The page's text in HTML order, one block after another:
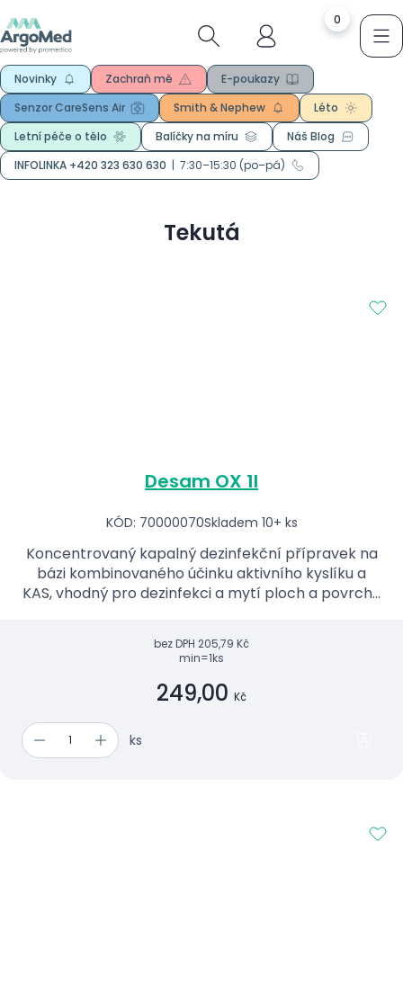
0
Novinky Zachraň mě
E-poukazy
Senzor CareSens Air
Smith & Nephew
Léto
Letní péče o tělo
Balíčky na míru
Náš Blog
INFOLINKA +420 323 630 630 | 7:30–15:30 (po–pá)
Tekutá
Desam OX 1l
KÓD: 70000070Skladem 10+ ks
Koncentrovaný kapalný dezinfekční přípravek na
bázi kombinovaného účinku aktivního kyslíku a
KAS, vhodný pro dezinfekci a mytí ploch a povrchů
bez DPH 205,79 Kč
min=1ks
249,00 Kč
ks